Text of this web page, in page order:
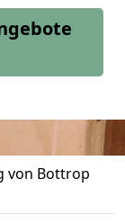
von Bottrop